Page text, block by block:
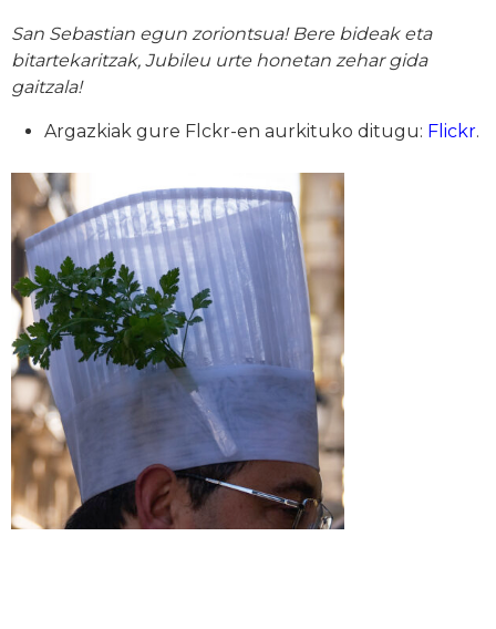
San Sebastian egun zoriontsua! Bere bideak eta
bitartekaritzak, Jubileu urte honetan zehar gida
gaitzala!
Argazkiak gure Flckr-en aurkituko ditugu: Flickr.